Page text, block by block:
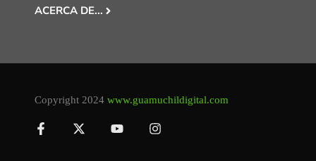
ACERCA DE...
Copyright 2024 www.guamuchildigital.com